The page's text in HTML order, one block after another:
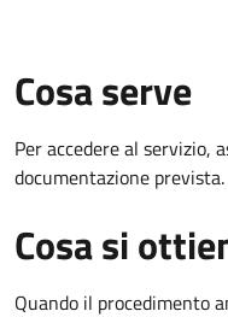
Cosa serve
Per accedere al servizio,
documentazione prevista.
Cosa si
Quando il procedimento